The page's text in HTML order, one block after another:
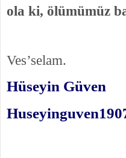
ola ki, ölümümüz
Ves’selam.
Hüseyin Güven